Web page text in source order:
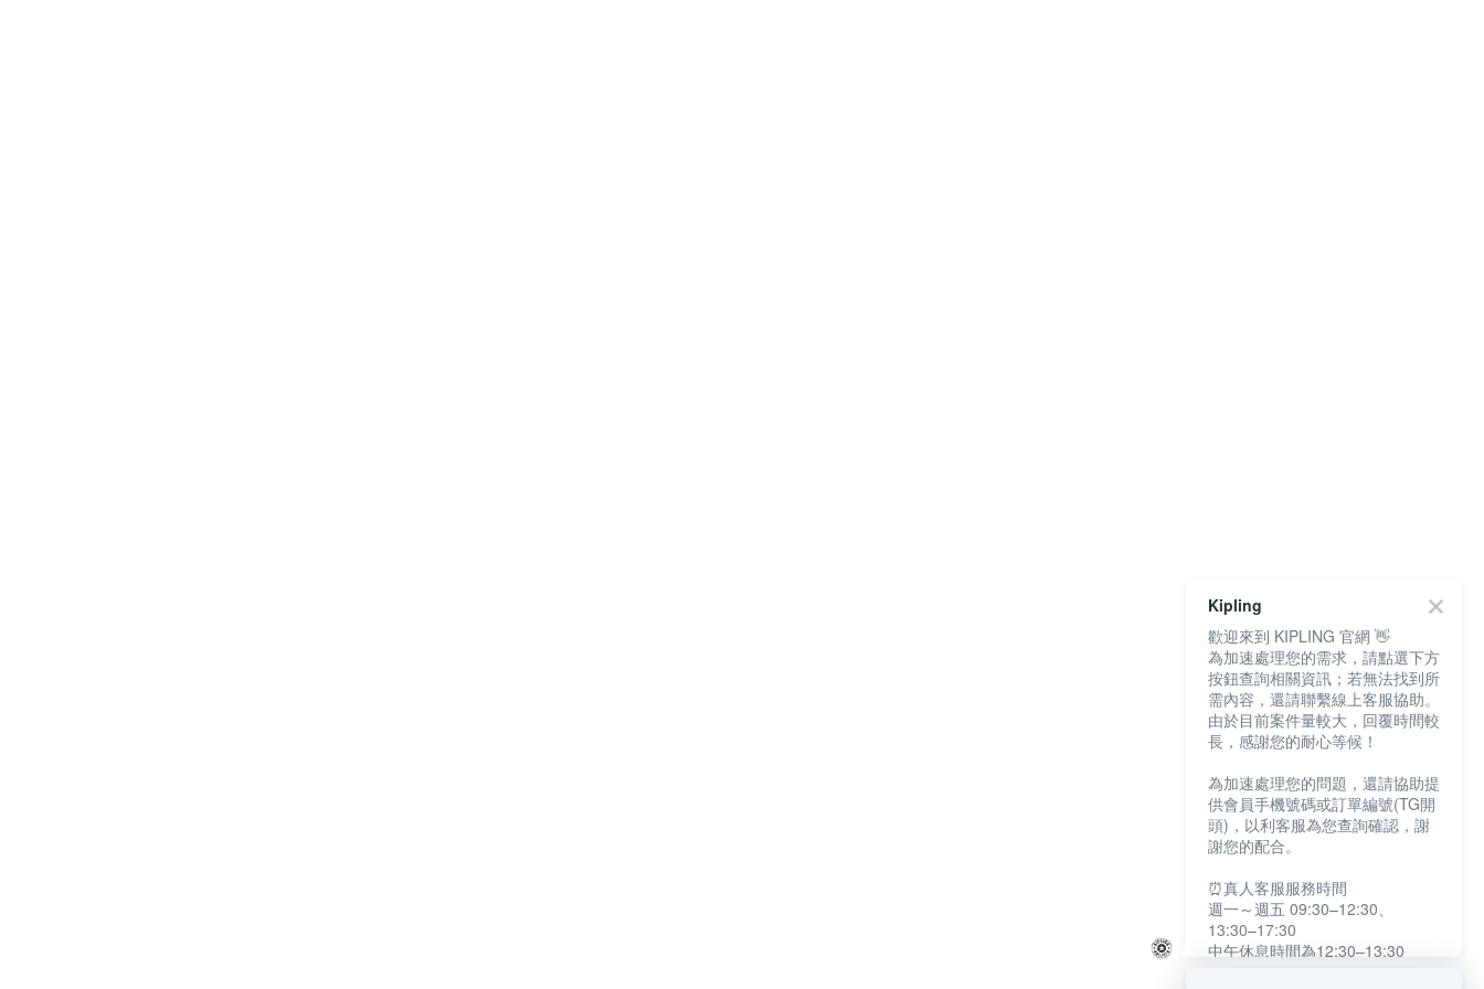
Kipling
歡迎來到 KIPLING 官網 👋
為加速處理您的需求，請點選下方
按鈕查詢相關資訊；若無法找到所
需內容，還請聯繫線上客服協助。
由於目前案件量較大，回覆時間較
長，感謝您的耐心等候！
為加速處理您的問題，還請協助提
供會員手機號碼或訂單編號(TG開
頭)，以利客服為您查詢確認，謝
謝您的配合。
⏰真人客服服務時間
週一～週五 09:30–12:30、
13:30–17:30
中午休息時間為12:30–13:30